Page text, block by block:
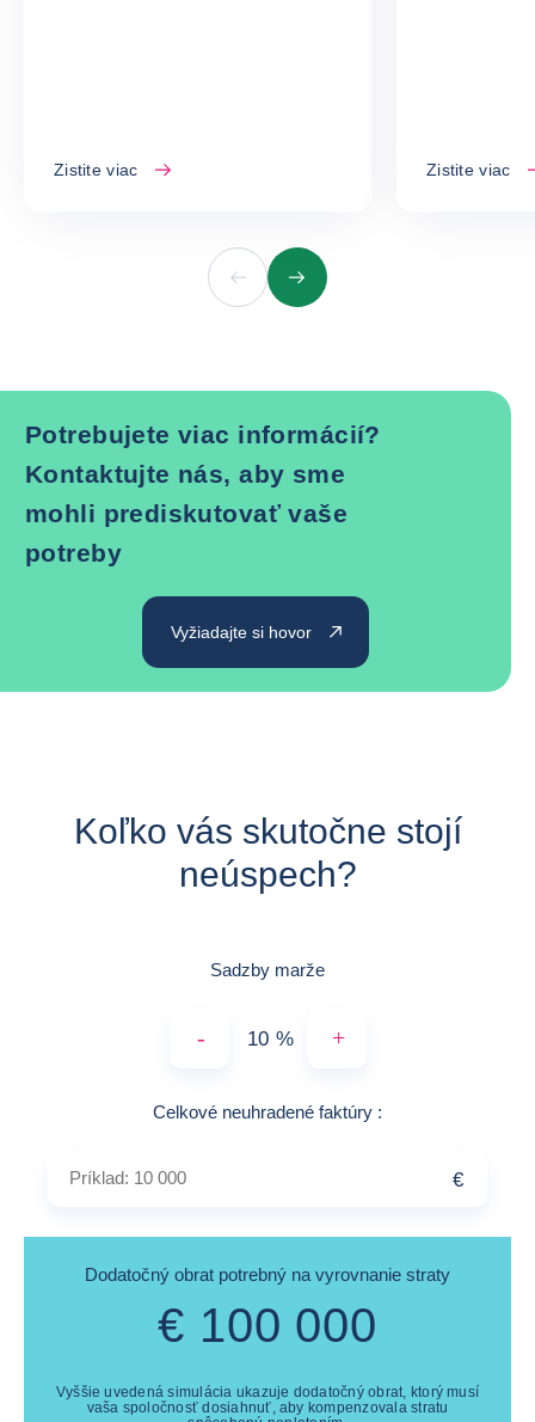
Zistite viac Zistite viac
Predchádzajúci
Ďalšie
Potrebujete viac informácií?
Kontaktujte nás, aby sme
mohli prediskutovať vaše
potreby
Vyžiadajte si hovor
Koľko vás skutočne stojí
neúspech?
Sadzby marže
- % +
Celkové neuhradené faktúry Príklad: 10 000
:
€
Dodatočný obrat potrebný na vyrovnanie straty
€ 100 000
Vyššie uvedená simulácia ukazuje dodatočný obrat, ktorý musí
vaša spoločnosť dosiahnuť, aby kompenzovala stratu